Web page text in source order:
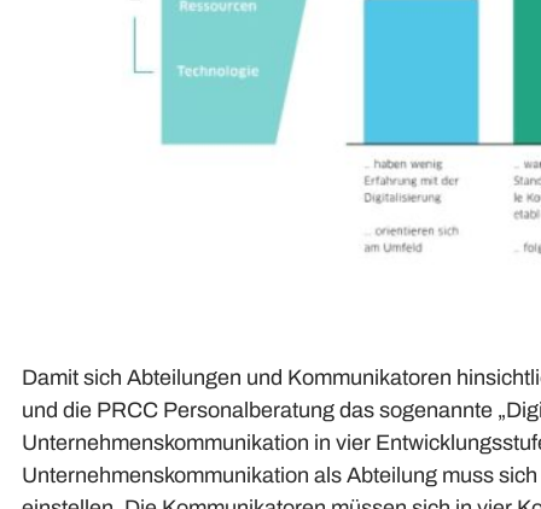
Damit sich Abteilungen und Kommunikatoren
und die PRCC Personalberatung das sogenannte
Unternehmenskommunikation in vier
Unternehmenskommunikation als Abteilung muss